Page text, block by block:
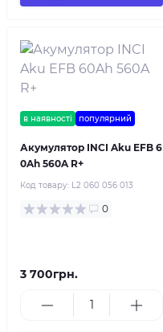
в наявності популярний
Акумулятор INCI Aku EFB 6
0Ah 560A R+
Код товару: L2 060 056 013
0
3 700грн.